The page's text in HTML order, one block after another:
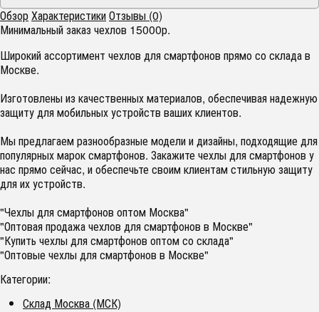
ОбзорХарактеристикиОтзывы (0)
Минимальный заказ чехлов 15000р.
Широкий ассортимент чехлов для смартфонов прямо со склада в
Москве.
Изготовлены из качественных материалов, обеспечивая надежную
защиту для мобильных устройств ваших клиентов.
Мы предлагаем разнообразные модели и дизайны, подходящие для
популярных марок смартфонов. Закажите чехлы для смартфонов у
нас прямо сейчас, и обеспечьте своим клиентам стильную защиту
для их устройств.
"Чехлы для смартфонов оптом Москва"
"Оптовая продажа чехлов для смартфонов в Москве"
"Купить чехлы для смартфонов оптом со склада"
"Оптовые чехлы для смартфонов в Москве"
Категории:
Склад Москва (МСК)